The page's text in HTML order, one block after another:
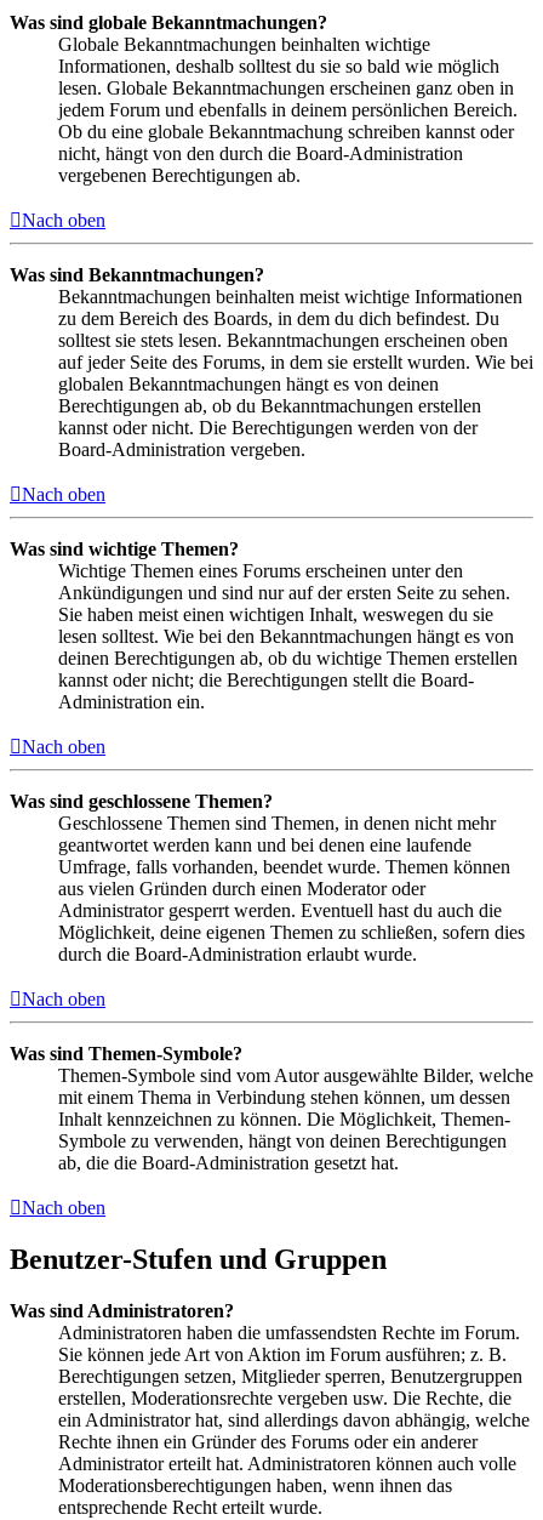
Was sind globale Bekanntmachungen?
Globale Bekanntmachungen beinhalten wichtige
Informationen, deshalb solltest du sie so bald wie möglich
lesen. Globale Bekanntmachungen erscheinen ganz oben in
jedem Forum und ebenfalls in deinem persönlichen Bereich.
Ob du eine globale Bekanntmachung schreiben kannst oder
nicht, hängt von den durch die Board-Administration
vergebenen Berechtigungen ab.
Nach oben
Was sind Bekanntmachungen?
Bekanntmachungen beinhalten meist wichtige Informationen
zu dem Bereich des Boards, in dem du dich befindest. Du
solltest sie stets lesen. Bekanntmachungen erscheinen oben
auf jeder Seite des Forums, in dem sie erstellt wurden. Wie bei
globalen Bekanntmachungen hängt es von deinen
Berechtigungen ab, ob du Bekanntmachungen erstellen
kannst oder nicht. Die Berechtigungen werden von der
Board-Administration vergeben.
Nach oben
Was sind wichtige Themen?
Wichtige Themen eines Forums erscheinen unter den
Ankündigungen und sind nur auf der ersten Seite zu sehen.
Sie haben meist einen wichtigen Inhalt, weswegen du sie
lesen solltest. Wie bei den Bekanntmachungen hängt es von
deinen Berechtigungen ab, ob du wichtige Themen erstellen
kannst oder nicht; die Berechtigungen stellt die Board-
Administration ein.
Nach oben
Was sind geschlossene Themen?
Geschlossene Themen sind Themen, in denen nicht mehr
geantwortet werden kann und bei denen eine laufende
Umfrage, falls vorhanden, beendet wurde. Themen können
aus vielen Gründen durch einen Moderator oder
Administrator gesperrt werden. Eventuell hast du auch die
Möglichkeit, deine eigenen Themen zu schließen, sofern dies
durch die Board-Administration erlaubt wurde.
Nach oben
Was sind Themen-Symbole?
Themen-Symbole sind vom Autor ausgewählte Bilder, welche
mit einem Thema in Verbindung stehen können, um dessen
Inhalt kennzeichnen zu können. Die Möglichkeit, Themen-
Symbole zu verwenden, hängt von deinen Berechtigungen
ab, die die Board-Administration gesetzt hat.
Nach oben
Benutzer-Stufen und Gruppen
Was sind Administratoren?
Administratoren haben die umfassendsten Rechte im Forum.
Sie können jede Art von Aktion im Forum ausführen; z. B.
Berechtigungen setzen, Mitglieder sperren, Benutzergruppen
erstellen, Moderationsrechte vergeben usw. Die Rechte, die
ein Administrator hat, sind allerdings davon abhängig, welche
Rechte ihnen ein Gründer des Forums oder ein anderer
Administrator erteilt hat. Administratoren können auch volle
Moderationsberechtigungen haben, wenn ihnen das
entsprechende Recht erteilt wurde.